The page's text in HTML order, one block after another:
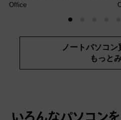
Office
ノートパソコン
もっと